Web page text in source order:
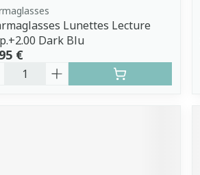
Lunettes Lecture
Dark Blu
€